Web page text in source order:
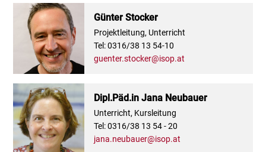
Günter Stocker
Tel: 0316/38 13 54-10
guenter.stocker@isop.at
Projektleitung, Unterricht
Dipl.Päd.in Jana Neubauer
Tel: 0316/38 13 54 - 20
jana.neubauer@isop.at
Unterricht, Kursleitung